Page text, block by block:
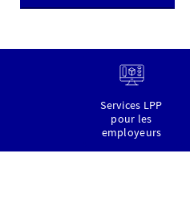
Services LPP
pour les
employeurs